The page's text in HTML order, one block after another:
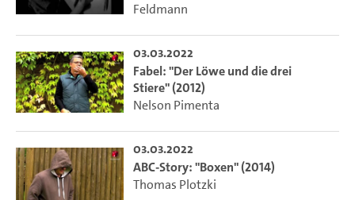
Feldmann
03.03.2022
Fabel: "Der Löwe und die drei
Stiere" (2012)
Nelson Pimenta
03.03.2022
ABC-Story: "Boxen" (2014)
Thomas Plotzki